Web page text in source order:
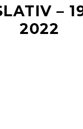
–
2022